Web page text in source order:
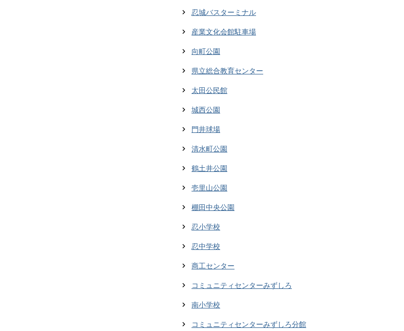
忍城バスターミナル
産業文化会館駐車場
向町公園
県立総合教育センター
太田公民館
城西公園
門井球場
清水町公園
鶴土井公園
壱里山公園
棚田中央公園
忍小学校
忍中学校
商工センター
コミュニティセンターみずしろ
南小学校
コミュニティセンターみずしろ分館